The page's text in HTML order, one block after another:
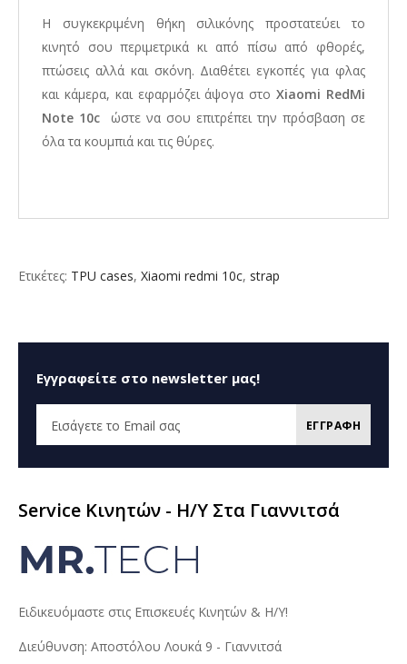
Η συγκεκριμένη θήκη σιλικόνης προστατεύει το
κινητό σου περιμετρικά κι από πίσω από φθορές,
πτώσεις αλλά και σκόνη. Διαθέτει εγκοπές για φλας
και κάμερα, και εφαρμόζει άψογα στοXiaomi RedMi
Note 10c ώστε να σου επιτρέπει την πρόσβαση σε
όλα τα κουμπιά και τις θύρες.
Ετικέτες: TPU cases, Xiaomi redmi 10c, strap
Εγγραφείτε στο newsletter μας!
ΕΓΓΡΑΦΗ
Service Κινητών - H/Y Στα Γιαννιτσά
Ειδικευόμαστε στις Επισκευές Κινητών & Η/Υ!
Διεύθυνση: Αποστόλου Λουκά 9 - Γιαννιτσά